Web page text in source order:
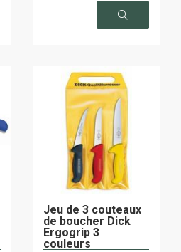
livraison sur demande
Jeu de 3 couteaux
de boucher Dick
Ergogrip 3
couleurs